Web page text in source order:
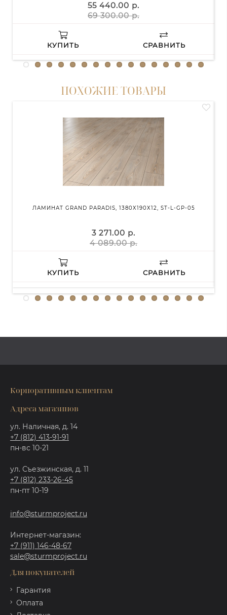
55 440.00 р.
69 300.00 р.
КУПИТЬ СРАВНИТЬ
ПОХОЖИЕ ТОВАРЫ
ЛАМИНАТ GRAND PARADIS, 1380Х190Х12, ST-L-GP-05
3 271.00 р.
4 089.00 р.
КУПИТЬ СРАВНИТЬ
Корпоративным клиентам
Адреса магазинов
ул. Наличная, д. 14
+7 (812) 413-91-91
пн-вс 10-21
ул. Съезжинская, д. 11
+7 (812) 233-26-45
пн-пт 10-19
info@sturmproject.ru
Интернет-магазин:
+7 (911) 146-48-67
sale@sturmproject.ru
Для покупателей
Гарантия
Оплата